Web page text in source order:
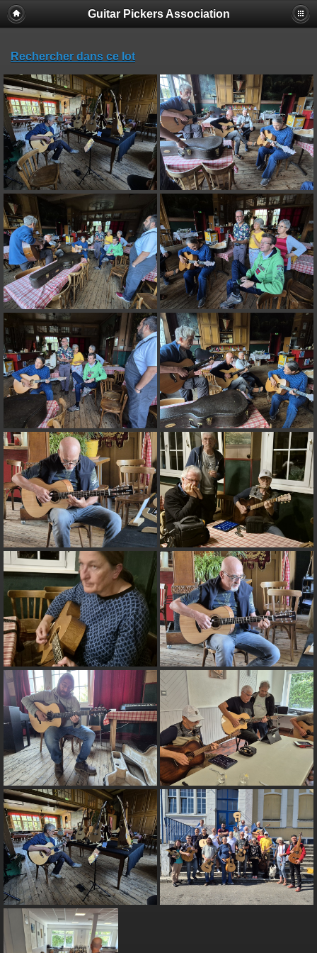
Guitar Pickers Association
Rechercher dans ce lot